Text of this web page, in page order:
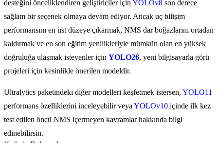
desteğini önceliklendiren geliştiriciler için YOLOv8 son derece
sağlam bir seçenek olmaya devam ediyor. Ancak uç bilişim
performansını en üst düzeye çıkarmak, NMS dar boğazlarını ortadan
kaldırmak ve en son eğitim yenilikleriyle mümkün olan en yüksek
doğruluğa ulaşmak isteyenler için YOLO26, yeni bilgisayarla görü
projeleri için kesinlikle önerilen modeldir.
Ultralytics paketindeki diğer modelleri keşfetmek istersen, YOLO11
performans özelliklerini inceleyebilir veya YOLOv10 içinde ilk kez
test edilen öncü NMS içermeyen kavramlar hakkında bilgi
edinebilirsin.